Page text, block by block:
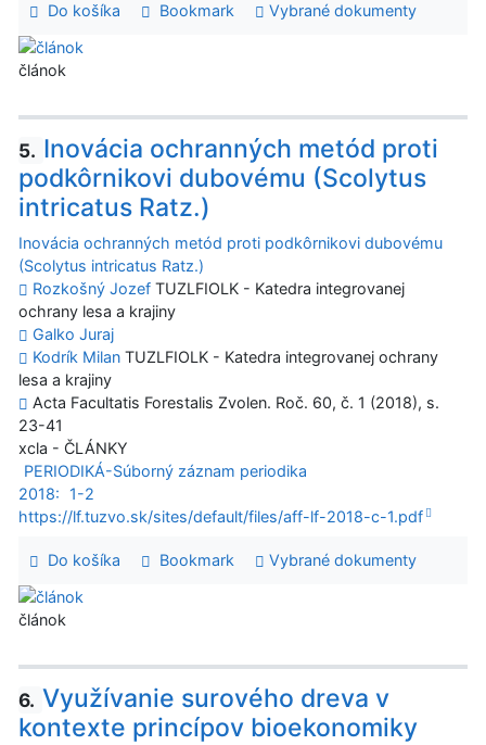
Do košíka Bookmark Vybrané dokumenty
článok
5. Inovácia ochranných metód proti
podkôrnikovi dubovému (Scolytus
intricatus Ratz.)
Inovácia ochranných metód proti podkôrnikovi dubovému
(Scolytus intricatus Ratz.)
Rozkošný Jozef TUZLFIOLK - Katedra integrovanej
ochrany lesa a krajiny
Galko Juraj
Kodrík Milan TUZLFIOLK - Katedra integrovanej ochrany
lesa a krajiny
Acta Facultatis Forestalis Zvolen. Roč. 60, č. 1 (2018), s.
23-41
xcla - ČLÁNKY
PERIODIKÁ-Súborný záznam periodika
2018:
1-2
https://lf.tuzvo.sk/sites/default/files/aff-lf-2018-c-1.pdf
Do košíka Bookmark Vybrané dokumenty
článok
6. Využívanie surového dreva v
kontexte princípov bioekonomiky